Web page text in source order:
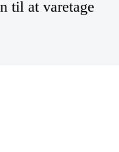
til at varetage